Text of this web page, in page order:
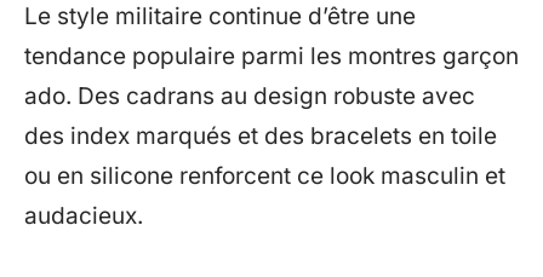
Le style militaire continue d’être une
tendance populaire parmi les montres garçon
ado. Des cadrans au design robuste avec
des index marqués et des bracelets en toile
ou en silicone renforcent ce look masculin et
audacieux.